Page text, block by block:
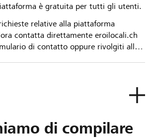
è gratuita per tutti gli utenti.
relative alla piattaforma
contatta direttamente eroilocali.ch
di contatto oppure rivolgiti alla
di compilare